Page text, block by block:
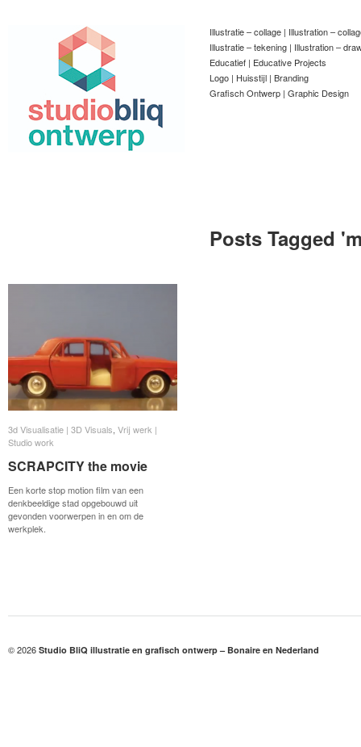
Illustratie – collage | Illustration –
Illustratie – tekening | Illustration –
Educatief | Educative Projects
Logo | Huisstijl | Branding
Grafisch Ontwerp | Graphic Design
Posts Tagged '
3d Visualisatie | 3D Visuals Vrij werk |
Studio work
SCRAPCITY the movie
Een korte stop motion film van een
denkbeeldige stad opgebouwd uit
gevonden voorwerpen in en om de
werkplek.
3d Visualisatie | 3D Visuals Vrij werk |
Studio work
SCRAPCITY the movie
© 2026 Studio BliQ illustratie en grafisch ontwerp – Bonaire en Nederland